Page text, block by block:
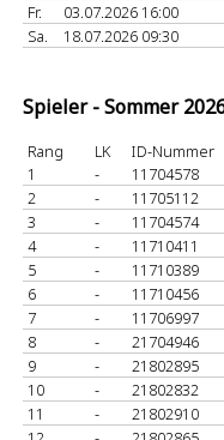
Fr.
03.07.2026 16:00
Sa.
18.07.2026 09:30
Spieler - Sommer
Rang LK
ID-Nummer
1
-
11704578
2
-
11705112
3
-
11704574
4
-
11710411
5
-
11710389
6
-
11710456
7
-
11706997
8
-
21704946
9
-
21802895
10
-
21802832
11
-
21802910